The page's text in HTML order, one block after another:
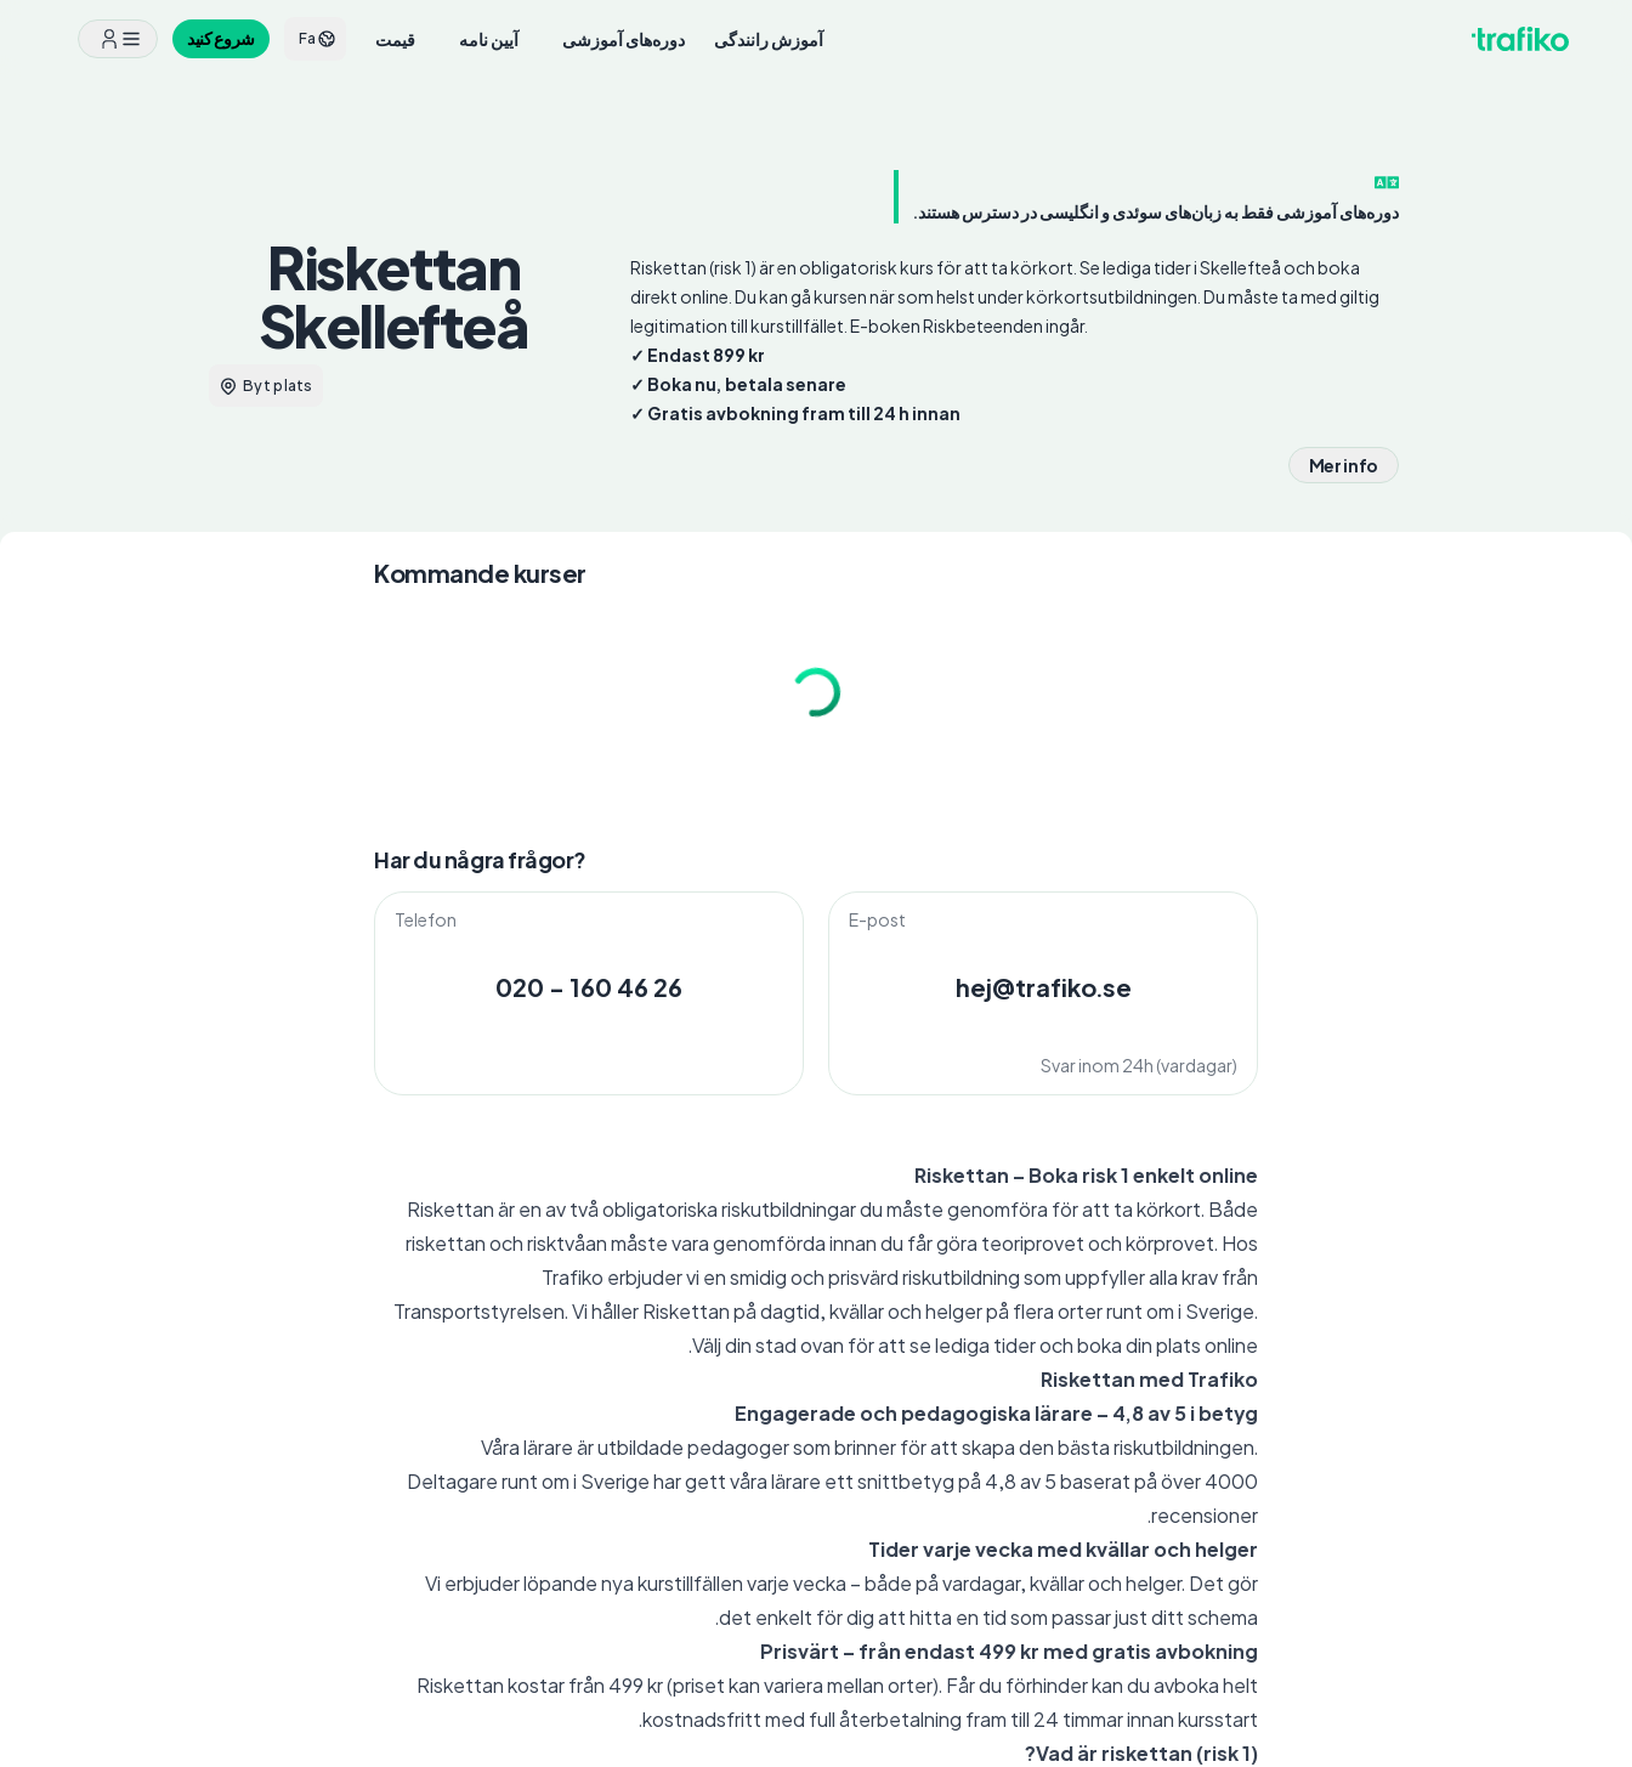
آموزش رانندگی دوره‌های آموزشی آیین نامه قیمت Fa شروع کنید
دوره‌های آموزشی فقط به زبان‌های سوئدی و انگلیسی در دسترس هستند.
Riskettan
Skellefteå
Byt plats
Riskettan (risk 1) är en obligatorisk kurs för att ta körkort. Se lediga tider i Skellefteå och boka
direkt online. Du kan gå kursen när som helst under körkortsutbildningen. Du måste ta med giltig
legitimation till kurstillfället. E-boken Riskbeteenden ingår.
✓ Endast 899 kr
✓ Boka nu, betala senare
✓ Gratis avbokning fram till 24 h innan
Mer info
Kommande kurser
Har du några frågor?
Telefon
020 - 160 46 26
E-post
hej@trafiko.se
Svar inom 24h (vardagar)
Riskettan – Boka risk 1 enkelt online
Riskettan är en av två obligatoriska riskutbildningar du måste genomföra för att ta körkort. Både
riskettan och risktvåan måste vara genomförda innan du får göra teoriprovet och körprovet. Hos
Trafiko erbjuder vi en smidig och prisvärd riskutbildning som uppfyller alla krav från
Transportstyrelsen. Vi håller Riskettan på dagtid, kvällar och helger på flera orter runt om i Sverige.
Välj din stad ovan för att se lediga tider och boka din plats online.
Riskettan med Trafiko
Engagerade och pedagogiska lärare – 4,8 av 5 i betyg
Våra lärare är utbildade pedagoger som brinner för att skapa den bästa riskutbildningen.
Deltagare runt om i Sverige har gett våra lärare ett snittbetyg på 4,8 av 5 baserat på över 4000
recensioner.
Tider varje vecka med kvällar och helger
Vi erbjuder löpande nya kurstillfällen varje vecka – både på vardagar, kvällar och helger. Det gör
det enkelt för dig att hitta en tid som passar just ditt schema.
Prisvärt – från endast 499 kr med gratis avbokning
Riskettan kostar från 499 kr (priset kan variera mellan orter). Får du förhinder kan du avboka helt
kostnadsfritt med full återbetalning fram till 24 timmar innan kursstart.
Vad är riskettan (risk 1)?